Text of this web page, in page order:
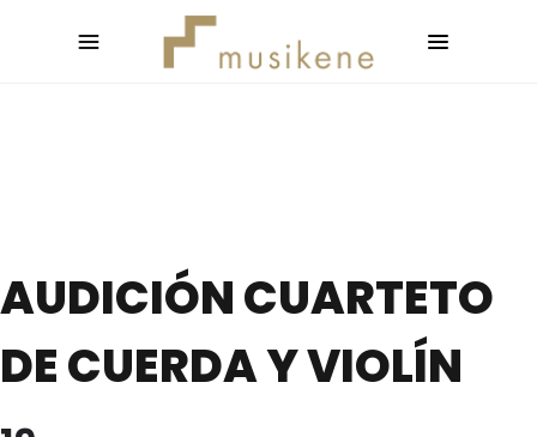
AUDICIÓN CUARTETO
DE CUERDA Y VIOLÍN